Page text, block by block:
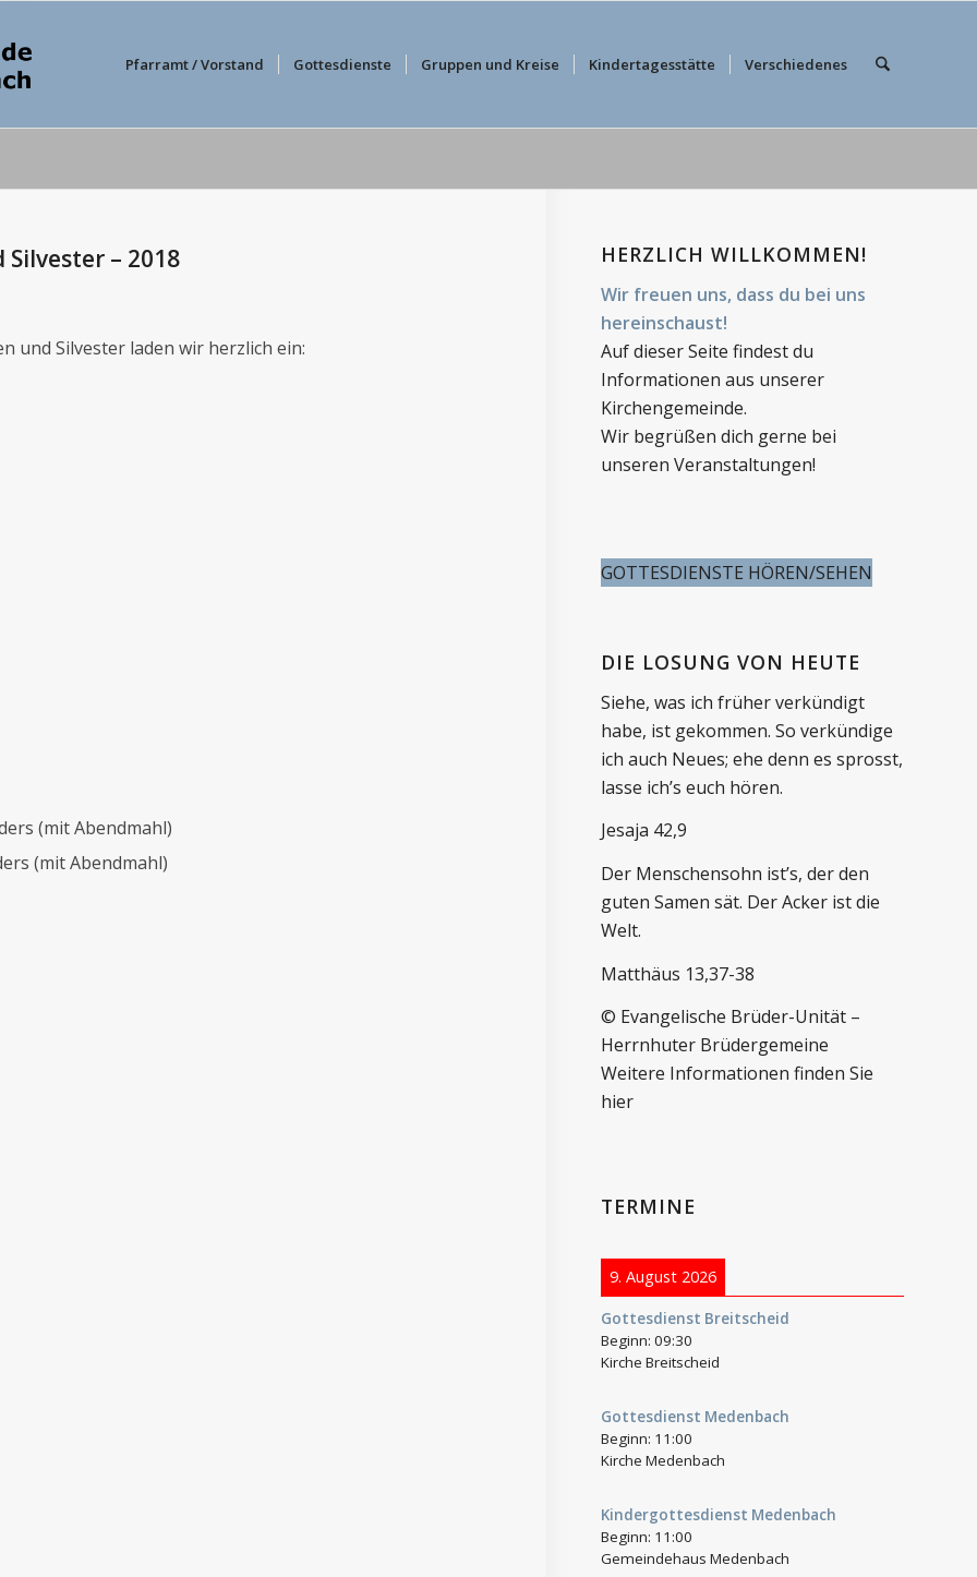
Pfarramt / Vorstand Gottesdienste Gruppen und Kreise Kindertagesstätte Verschiedenes
– 2018
und Silvester laden wir herzlich ein:
(mit Abendmahl)
(mit Abendmahl)
HERZLICH WILLKOMMEN!
Wir freuen uns, dass du bei uns
hereinschaust!
Auf dieser Seite findest du
Informationen aus unserer
Kirchengemeinde.
Wir begrüßen dich gerne bei
unseren Veranstaltungen!
GOTTESDIENSTE HÖREN/SEHEN
DIE LOSUNG VON HEUTE
Siehe, was ich früher verkündigt
habe, ist gekommen. So verkündige
ich auch Neues; ehe denn es sprosst,
lasse ich’s euch hören.
Jesaja 42,9
Der Menschensohn ist’s, der den
guten Samen sät. Der Acker ist die
Welt.
Matthäus 13,37-38
© Evangelische Brüder-Unität –
Herrnhuter Brüdergemeine
Weitere Informationen finden Sie
hier
TERMINE
9. August 2026
Gottesdienst Breitscheid
Beginn:09:30
Kirche Breitscheid
Gottesdienst Medenbach
Beginn: 11:00
Kirche Medenbach
Kindergottesdienst Medenbach
Beginn: 11:00
Gemeindehaus Medenbach